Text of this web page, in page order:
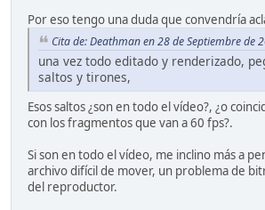
Por eso tengo una duda que convendría
Cita de: Deathman en 28 de Septiembre de
una vez todo editado y renderizado,
saltos y tirones,
Esos saltos ¿son en todo el vídeo?, ¿o
con los fragmentos que van a 60 fps?.
Si son en todo el vídeo, me inclino más a
archivo difícil de mover, un problema de
del reproductor.